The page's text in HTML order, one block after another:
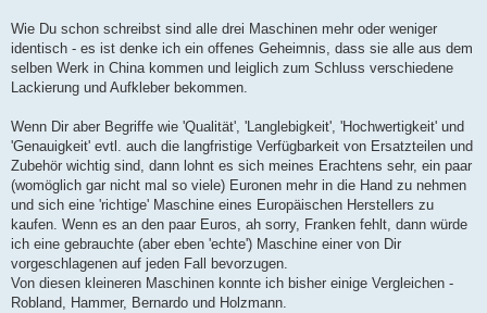
Wie Du schon schreibst sind alle drei Maschinen mehr oder weniger
identisch - es ist denke ich ein offenes Geheimnis, dass sie alle aus dem
selben Werk in China kommen und leiglich zum Schluss verschiedene
Lackierung und Aufkleber bekommen.
Wenn Dir aber Begriffe wie 'Qualität', 'Langlebigkeit', 'Hochwertigkeit' und
'Genauigkeit' evtl. auch die langfristige Verfügbarkeit von Ersatzteilen und
Zubehör wichtig sind, dann lohnt es sich meines Erachtens sehr, ein paar
(womöglich gar nicht mal so viele) Euronen mehr in die Hand zu nehmen
und sich eine 'richtige' Maschine eines Europäischen Herstellers zu
kaufen. Wenn es an den paar Euros, ah sorry, Franken fehlt, dann würde
ich eine gebrauchte (aber eben 'echte') Maschine einer von Dir
vorgeschlagenen auf jeden Fall bevorzugen.
Von diesen kleineren Maschinen konnte ich bisher einige Vergleichen -
Robland, Hammer, Bernardo und Holzmann.